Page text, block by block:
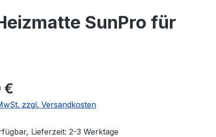
SunPro für
€
zzgl. Versandkosten
Lieferzeit: 2-3 Werktage